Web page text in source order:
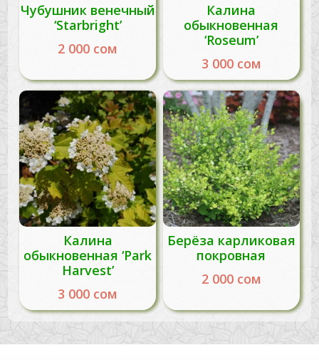
Чубушник венечный
‘Starbright’
2 000 сом
Калина
обыкновенная
‘Roseum’
3 000 сом
Калина
обыкновенная ‘Park
Harvest’
3 000 сом
Берёза карликовая
покровная
2 000 сом